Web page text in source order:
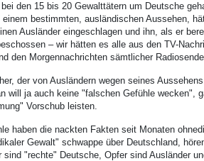
Login
werden
Abo Prämien
Archiv
Mediadaten
Kontakt
Datenschutz
den 15 bis 20 Gewalttätern um Deutsche
bestimmten, ausländischen Aussehen,
Ausländer eingeschlagen und ihn, als er
– wir hätten es alle aus den TV-
den Morgennachrichten sämtlicher
der von Ausländern wegen seines
will ja auch keine "falschen Gefühle wecken",
Vorschub leisten.
haben die nackten Fakten seit Monaten
Gewalt" schwappe über Deutschland,
"rechte" Deutsche, Opfer sind Ausländer